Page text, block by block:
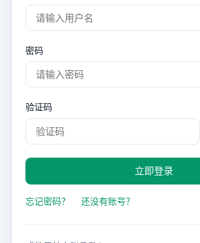
密码
验证码
立即登录
忘记密码？ 还没有账号？